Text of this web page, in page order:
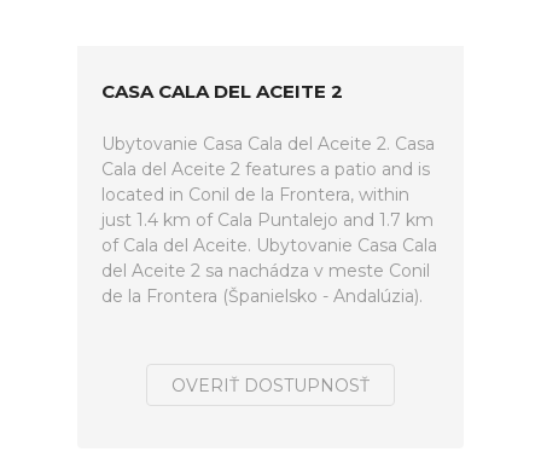
CASA CALA DEL ACEITE 2
Ubytovanie Casa Cala del Aceite 2. Casa
Cala del Aceite 2 features a patio and is
located in Conil de la Frontera, within
just 1.4 km of Cala Puntalejo and 1.7 km
of Cala del Aceite. Ubytovanie Casa Cala
del Aceite 2 sa nachádza v meste Conil
de la Frontera (Španielsko - Andalúzia).
OVERIŤ DOSTUPNOSŤ